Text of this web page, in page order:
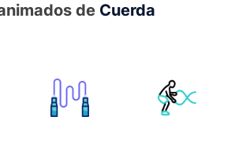
de Cuerda